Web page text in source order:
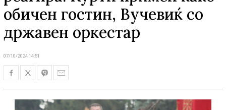
обичен гостин, Вучевиќ со
државен оркестар
07/10/2024 14:51